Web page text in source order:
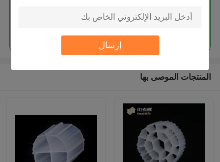
إرسال
المنتجات الموصى بها